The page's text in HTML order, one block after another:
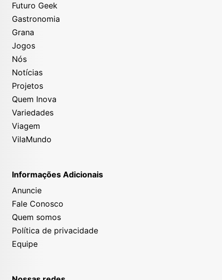
Futuro Geek
Gastronomia
Grana
Jogos
Nós
Notícias
Projetos
Quem Inova
Variedades
Viagem
VilaMundo
Informações Adicionais
Anuncie
Fale Conosco
Quem somos
Política de privacidade
Equipe